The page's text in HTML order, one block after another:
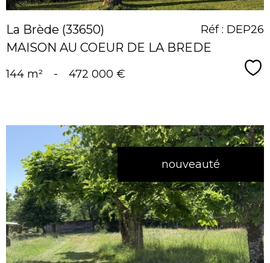
La Brède (33650)
MAISON AU COEUR DE LA BREDE
Réf : DEP26
144 m² - 472 000 €
nouveauté
voir le
bien